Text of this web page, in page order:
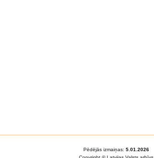
Pēdējās izmaiņas: 5.01.2026